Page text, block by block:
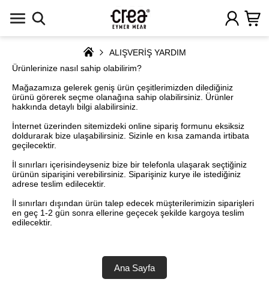
ALIŞVERİŞ YARDIM
Ürünlerinize nasıl sahip olabilirim?
Mağazamıza gelerek geniş ürün çeşitlerimizden dilediğiniz
ürünü görerek seçme olanağına sahip olabilirsiniz. Ürünler
hakkında detaylı bilgi alabilirsiniz.
İnternet üzerinden sitemizdeki online sipariş formunu eksiksiz
doldurarak bize ulaşabilirsiniz. Sizinle en kısa zamanda irtibata
geçilecektir.
İl sınırları içerisindeyseniz bize bir telefonla ulaşarak seçtiğiniz
ürünün siparişini verebilirsiniz. Siparişiniz kurye ile istediğiniz
adrese teslim edilecektir.
İl sınırları dışından ürün talep edecek müşterilerimizin siparişleri
en geç 1-2 gün sonra ellerine geçecek şekilde kargoya teslim
edilecektir.